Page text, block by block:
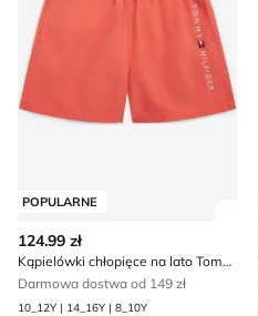
POPULARNE
124.99 zł
Kąpielówki chłopięce na lato Tommy Hilfiger
Darmowa dostwa od 149 zł
10_12Y | 14_16Y | 8_10Y